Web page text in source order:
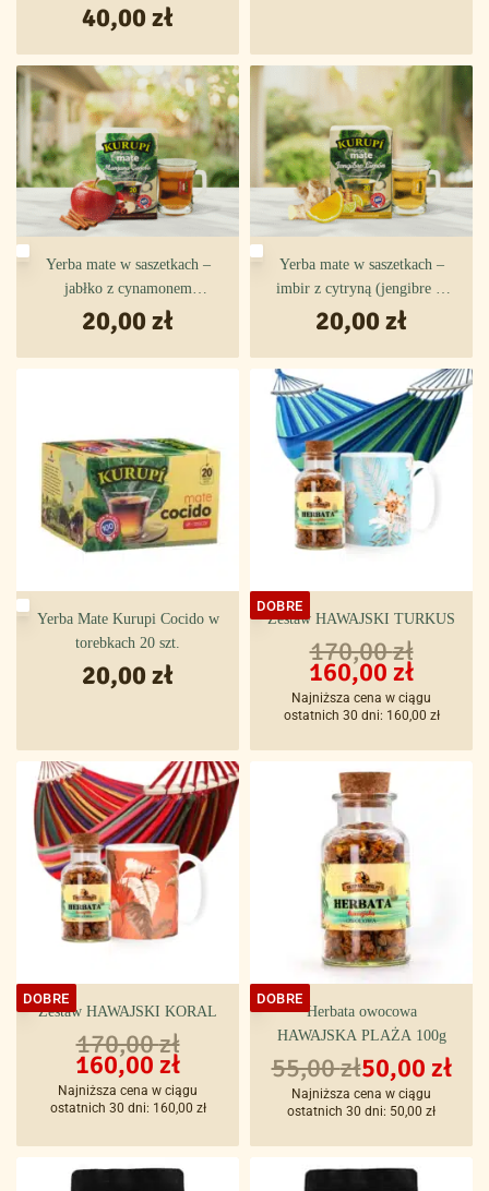
40,00 zł
Yerba mate w saszetkach –
jabłko z cynamonem
(manzana & canela)
20,00 zł
Yerba mate w saszetkach –
imbir z cytryną (jengibre &
limón)
20,00 zł
Yerba Mate Kurupi Cocido w
torebkach 20 szt.
20,00 zł
DOBRE
Zestaw HAWAJSKI TURKUS
170,00zł
160,00 zł
Najniższa cena w ciągu
ostatnich 30 dni: 160,00 zł
DOBRE
Zestaw HAWAJSKI KORAL
170,00zł
160,00 zł
Najniższa cena w ciągu
ostatnich 30 dni: 160,00 zł
DOBRE
Herbata owocowa
HAWAJSKA PLAŻA 100g
55,00zł50,00 zł
Najniższa cena w ciągu
ostatnich 30 dni: 50,00 zł